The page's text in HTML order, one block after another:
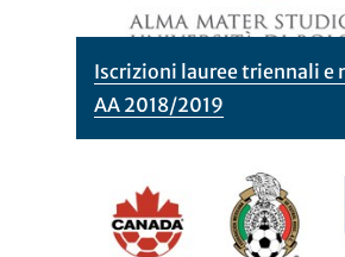
Iscrizioni lauree triennali e
AA 2018/2019